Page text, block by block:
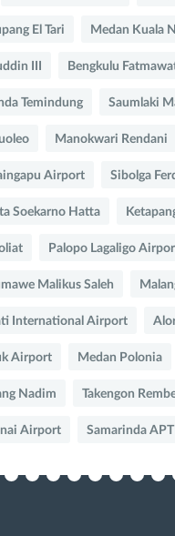
El Tari Medan Kuala
III Bengkulu
Temindung Saumlaki
Manokwari Rendani
Airport Sibolga
Soekarno Hatta
Palopo Lagaligo
Malikus Saleh
International Airport
Airport Medan Polonia
Nadim Takengon
Airport Samarinda